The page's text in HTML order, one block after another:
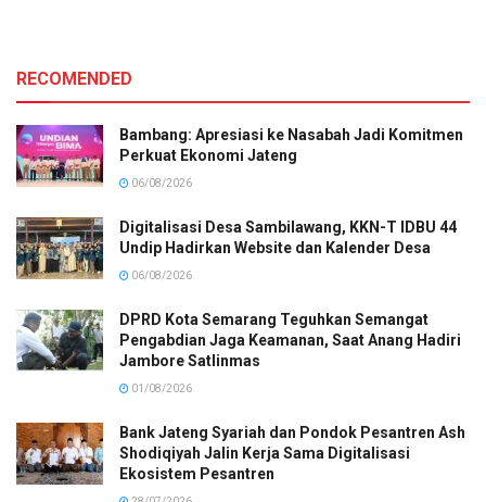
RECOMENDED
Bambang: Apresiasi ke Nasabah Jadi Komitmen
Perkuat Ekonomi Jateng
06/08/2026
Digitalisasi Desa Sambilawang, KKN-T IDBU 44
Undip Hadirkan Website dan Kalender Desa
06/08/2026
DPRD Kota Semarang Teguhkan Semangat
Pengabdian Jaga Keamanan, Saat Anang Hadiri
Jambore Satlinmas
01/08/2026
Bank Jateng Syariah dan Pondok Pesantren Ash
Shodiqiyah Jalin Kerja Sama Digitalisasi
Ekosistem Pesantren